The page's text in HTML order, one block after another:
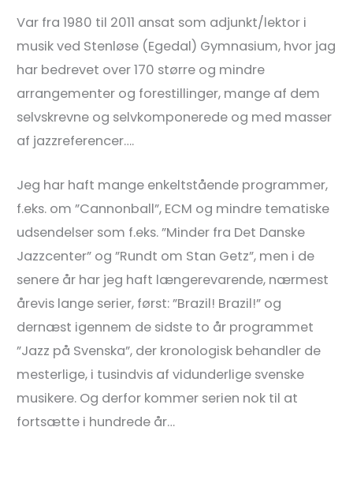
Var fra 1980 til 2011 ansat som adjunkt/lektor i
musik ved Stenløse (Egedal) Gymnasium, hvor jag
har bedrevet over 170 større og mindre
arrangementer og forestillinger, mange af dem
selvskrevne og selvkomponerede og med masser
af jazzreferencer….
Jeg har haft mange enkeltstående programmer,
f.eks. om ”Cannonball”, ECM og mindre tematiske
udsendelser som f.eks. ”Minder fra Det Danske
Jazzcenter” og ”Rundt om Stan Getz”, men i de
senere år har jeg haft længerevarende, nærmest
årevis lange serier, først: ”Brazil! Brazil!” og
dernæst igennem de sidste to år programmet
”Jazz på Svenska”, der kronologisk behandler de
mesterlige, i tusindvis af vidunderlige svenske
musikere. Og derfor kommer serien nok til at
fortsætte i hundrede år…